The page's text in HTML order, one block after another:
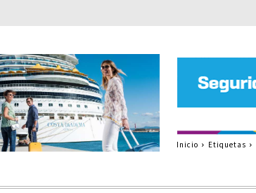
Inicio Etiquetas